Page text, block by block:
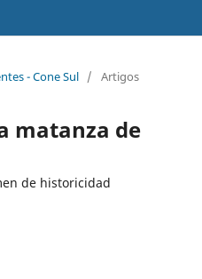
- Cone Sul / Artigos
matanza de
de historicidad